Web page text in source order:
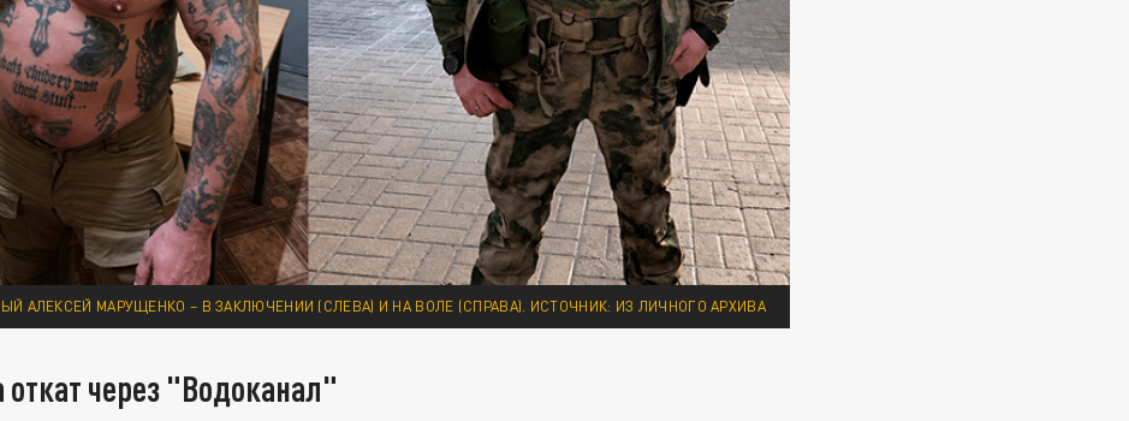
АЛЕКСЕЙ МАРУЩЕНКО – В ЗАКЛЮЧЕНИИ (СЛЕВА) И НА ВОЛЕ (СПРАВА). ИСТОЧНИК: ИЗ ЛИЧНОГО АРХИВА
откат через "Водоканал"